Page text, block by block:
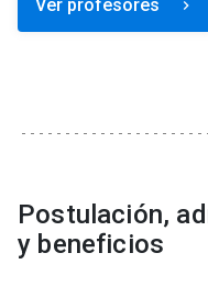
Ver profesores keyboard_arrow_right
Postulación,
y beneficios